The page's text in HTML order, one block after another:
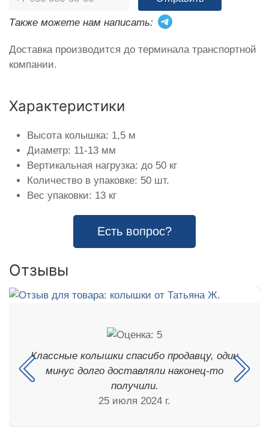
Также можете нам написать:
Доставка производится до терминала транспортной
компании.
Характеристики
Высота колышка: 1,5 м
Диаметр: 11-13 мм
Вертикальная нагрузка: до 50 кг
Количество в упаковке: 50 шт.
Вес упаковки: 13 кг
Есть вопрос?
Отзывы
Классные колышки спасибо продавцу, один
минус долго доставляли наконец-то
получили.
25 июля 2024 г.